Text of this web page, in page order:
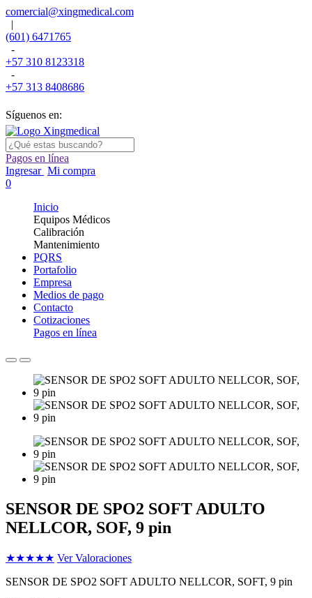
comercial@xingmedical.com
|
(601) 6471765
-
+57 310 8123318
-
+57 313 8408686
Síguenos en:
Pagos en línea
Ingresar Mi compra
0
Inicio
Equipos Médicos
Calibración
Mantenimiento
PQRS
Portafolio
Empresa
Medios de pago
Contacto
Cotizaciones
Pagos en línea
SENSOR DE SPO2 SOFT ADULTO
NELLCOR, SOF, 9 pin
★★★★★ Ver Valoraciones
SENSOR DE SPO2 SOFT ADULTO NELLCOR, SOFT, 9 pin